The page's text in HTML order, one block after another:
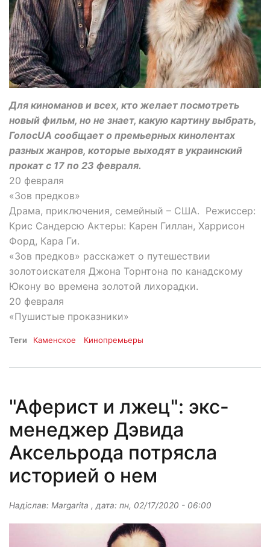
Для киноманов и всех, кто желает посмотреть
новый фильм, но не знает, какую картину выбрать,
ГолосUA сообщает о премьерных кинолентах
разных жанров, которые выходят в украинский
прокат с 17 по 23 февраля.
20 февраля
«Зов предков»
Драма, приключения, семейный – США. Режиссер:
Крис Сандерсю Актеры: Карен Гиллан, Харрисон
Форд, Кара Ги.
«Зов предков» расскажет о путешествии
золотоискателя Джона Торнтона по канадскому
Юкону во времена золотой лихорадки.
20 февраля
«Пушистые проказники»
Теги Каменское Кинопремьеры
"Аферист и лжец": экс-
менеджер Дэвида
Аксельрода потрясла
историей о нем
Надіслав: Margarita , дата: пн, 02/17/2020 - 06:00